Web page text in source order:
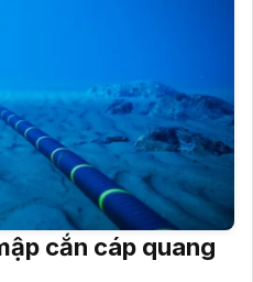
cắn cáp quang